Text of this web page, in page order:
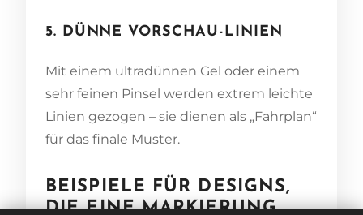
5. DÜNNE VORSCHAU-LINIEN
Mit einem ultradünnen Gel oder einem
sehr feinen Pinsel werden extrem leichte
Linien gezogen – sie dienen als „Fahrplan“
für das finale Muster.
BEISPIELE FÜR DESIGNS,
DIE EINE MARKIERUNG